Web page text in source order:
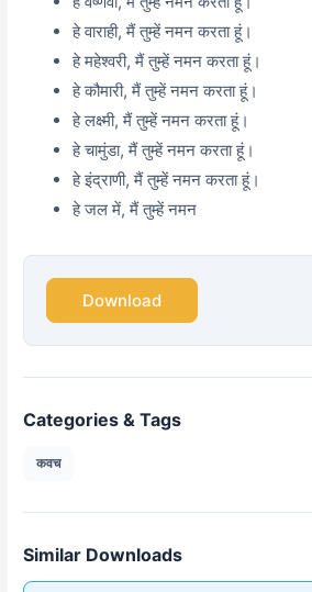
हे वाराही, मैं तुम्हें नमन करता हूं।
हे महेश्वरी, मैं तुम्हें नमन करता हूं।
हे कौमारी, मैं तुम्हें नमन करता हूं।
हे लक्ष्मी, मैं तुम्हें नमन करता हूं।
हे चामुंडा, मैं तुम्हें नमन करता हूं।
हे इंद्राणी, मैं तुम्हें नमन करता हूं।
हे जल में, मैं तुम्हें नमन
Download
Categories & Tags
कवच
Similar Downloads